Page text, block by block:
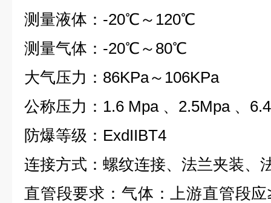
测量液体：-20℃～120℃
测量气体：-20℃～80℃
大气压力：86KPa～106KPa
公称压力：1.6 Mpa 、2.5Mpa 、
防爆等级：ExdIIBT4
连接方式：螺纹连接、法兰夹装、
直管段要求：气体：上游直管段